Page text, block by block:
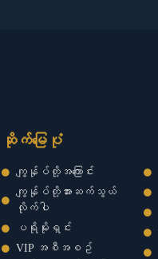
ဆိုက်မြေပုံ
ကျွန်ုပ်တို့အကြောင်း
ကျွန်ုပ်တို့အားဆက်သွယ်
လိုက်ပါ
ပရိုမိုးရှင်း
VIP အစီအစဥ်